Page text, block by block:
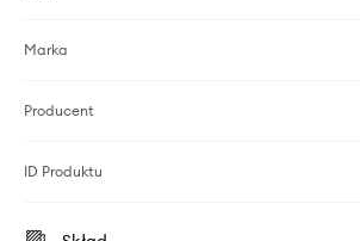
Marka
Producent
ID Produktu